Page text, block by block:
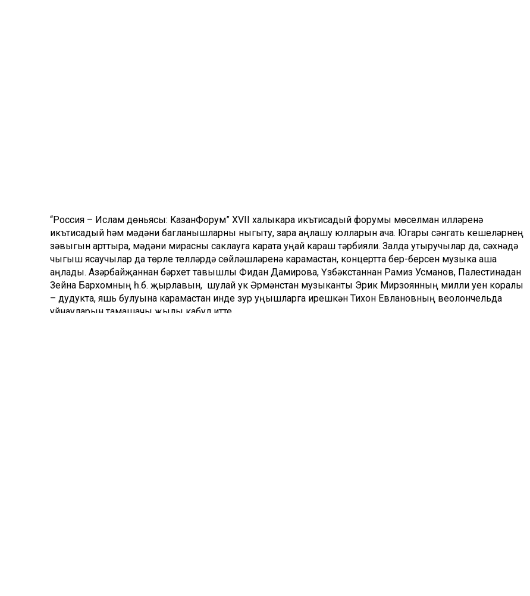
“Россия – Ислам дөньясы: KазанФорум” XVII халыкара икътисадый форумы мөселман илләренә
икътисадый һәм мәдәни багланышларны ныгыту, үзара аңлашу юлларын ача. Югары сәнгать кешеләрнең
зәвыгын арттыра, мәдәни мирасны саклауга карата уңай караш тәрбияли. Залда утыручылар да, сәхнәдә
чыгыш ясаучылар да төрле телләрдә сөйләшүләренә карамастан, концертта бер-берсен музыка аша
аңлады. Азәрбайҗаннан бәрхет тавышлы Фидан Дамирова, Үзбәкстаннан Рамиз Усманов, Палестинадан
Зейна Бархомның һ.б. җырлавын, шулай ук Әрмәнстан музыканты Эрик Мирзоянның милли уен коралы
– дудукта, яшь булуына карамастан инде зур уңышларга ирешкән Тихон Евлановның веолончельда
уйнауларын тамашачы җылы кабул итте.